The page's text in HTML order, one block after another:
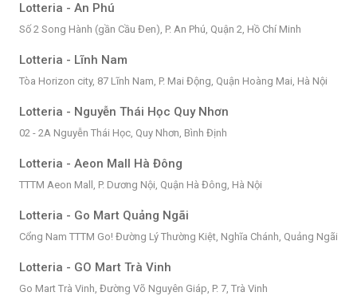
Lotteria - An Phú
Số 2 Song Hành (gần Cầu Đen), P. An Phú, Quận 2, Hồ Chí Minh
Lotteria - Lĩnh Nam
Tòa Horizon city, 87 Lĩnh Nam, P. Mai Động, Quận Hoàng Mai, Hà Nội
Lotteria - Nguyễn Thái Học Quy Nhơn
02 - 2A Nguyễn Thái Học, Quy Nhơn, Bình Định
Lotteria - Aeon Mall Hà Đông
TTTM Aeon Mall, P. Dương Nội, Quận Hà Đông, Hà Nội
Lotteria - Go Mart Quảng Ngãi
Cổng Nam TTTM Go! Đường Lý Thường Kiệt, Nghĩa Chánh, Quảng Ngãi
Lotteria - GO Mart Trà Vinh
Go Mart Trà Vinh, Đường Võ Nguyên Giáp, P. 7, Trà Vinh